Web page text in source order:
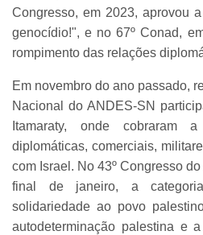
Congresso, em 2023, aprovou
genocídio!", e no 67º Conad,
rompimento das relações
Em novembro do ano passado,
Nacional do ANDES-SN
Itamaraty, onde cobraram
diplomáticas, comerciais,
com Israel. No 43º Congresso
final de janeiro, a
solidariedade ao povo
autodeterminação palestina e